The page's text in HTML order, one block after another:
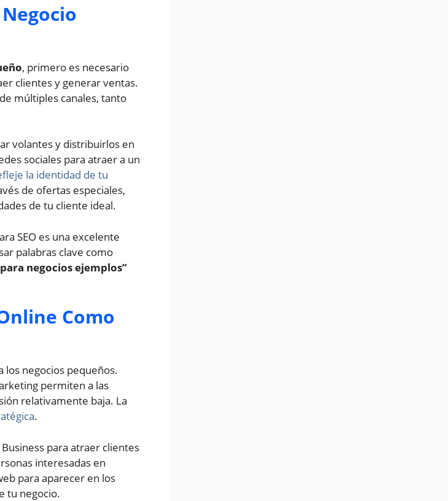
, primero es necesario
clientes y generar ventas.
múltiples canales, tanto
volantes y distribuirlos en
sociales para atraer a un
la identidad de tu
de ofertas especiales,
de tu cliente ideal.
SEO es una excelente
palabras clave como
negocios ejemplos”
Como
los negocios pequeños.
permiten a las
relativamente baja. La
.
para atraer clientes
interesadas en
para aparecer en los
tu negocio.